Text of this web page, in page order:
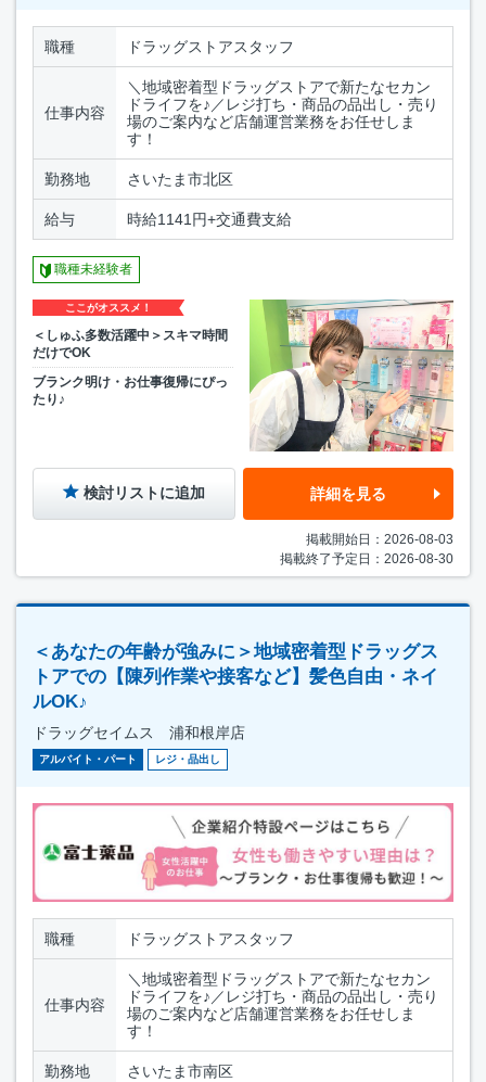
職種 ドラッグストアスタッフ
仕事内容
＼地域密着型ドラッグストアで新たなセカン
ドライフを♪／レジ打ち・商品の品出し・売り
場のご案内など店舗運営業務をお任せしま
す！
勤務地 さいたま市北区
給与 時給1141円+交通費支給
職種未経験者
ここがオススメ！
＜しゅふ多数活躍中＞スキマ時間
だけでOK
ブランク明け・お仕事復帰にぴっ
たり♪
検討リストに追加 詳細を見る
掲載開始日：2026-08-03
掲載終了予定日：2026-08-30
＜あなたの年齢が強みに＞地域密着型ドラッグス
トアでの【陳列作業や接客など】髪色自由・ネイ
ルOK♪
ドラッグセイムス 浦和根岸店
アルバイト・パート レジ・品出し
職種 ドラッグストアスタッフ
仕事内容
＼地域密着型ドラッグストアで新たなセカン
ドライフを♪／レジ打ち・商品の品出し・売り
場のご案内など店舗運営業務をお任せしま
す！
勤務地 さいたま市南区